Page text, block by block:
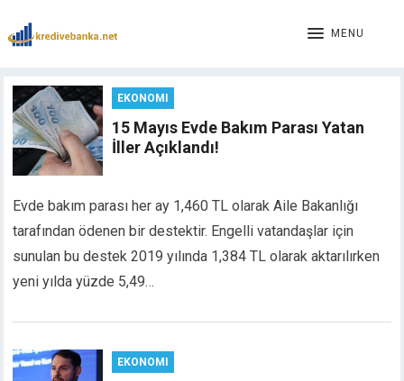
panel
panel
panel
panel
panel
panel
panel
panel
panel
MENU
EKONOMI
15 Mayıs Evde Bakım Parası Yatan
İller Açıklandı!
Evde bakım parası her ay 1,460 TL olarak Aile Bakanlığı
tarafından ödenen bir destektir. Engelli vatandaşlar için
sunulan bu destek 2019 yılında 1,384 TL olarak aktarılırken
yeni yılda yüzde 5,49…
EKONOMI